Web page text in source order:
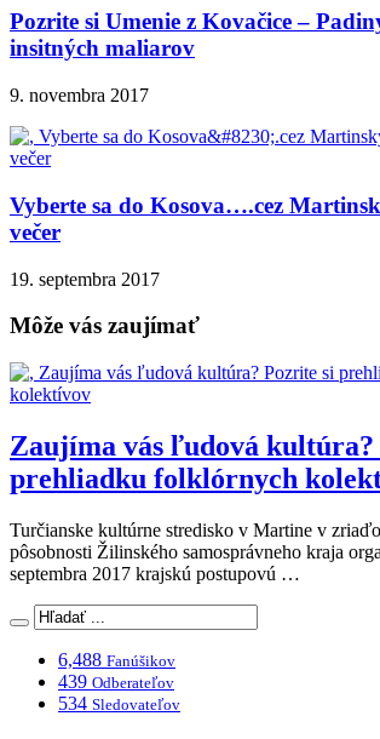
Pozrite si Umenie z Kovačice –
insitných maliarov
9. novembra 2017
Vyberte sa do Kosova….cez
večer
19. septembra 2017
Môže vás zaujímať
Zaujíma vás ľudová kultúra?
prehliadku folklórnych
Turčianske kultúrne stredisko v Martine v
pôsobnosti Žilinského samosprávneho kraja
septembra 2017 krajskú postupovú …
6,488 Fanúšikov
439 Odberateľov
534 Sledovateľov